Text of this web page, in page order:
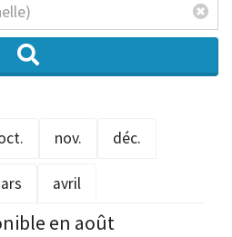
nov. déc.
avril
en août